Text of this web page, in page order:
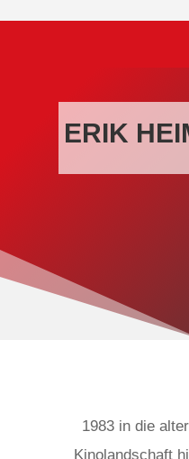
ERIK
1983 in die
Kinolandschaft